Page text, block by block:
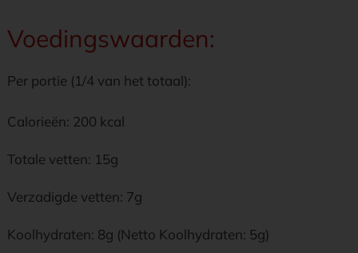
Voedingswaarden:
Per portie (1/4 van het totaal):
Calorieën: 200 kcal
Totale vetten: 15g
Verzadigde vetten: 7g
Koolhydraten: 8g (Netto Koolhydraten: 5g)